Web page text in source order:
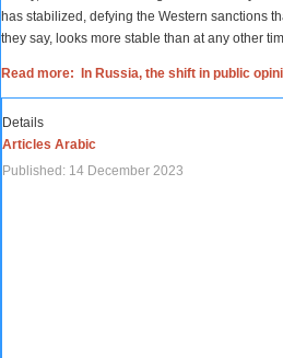
has stabilized, defying the Western sanctions
they say, looks more stable than at any other
Read more: In Russia, the shift in public
Details
Articles Arabic
Published: 14 December 2023